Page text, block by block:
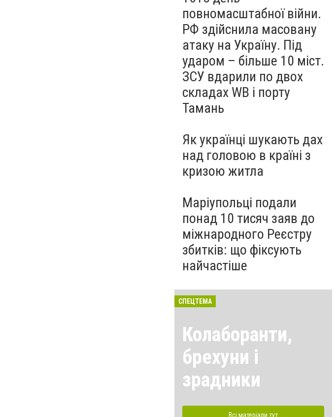
повномасштабної війни.
РФ здійснила масовану
атаку на Україну. Під
ударом – більше 10 міст.
ЗСУ вдарили по двох
складах WB і порту
Тамань
Як українці шукають дах
над головою в країні з
кризою житла
Маріупольці подали
понад 10 тисяч заяв до
міжнародного Реєстру
збитків: що фіксують
найчастіше
СПЕЦТЕМА
Колаборанти,
брехуни і
зрадники
Всі матеріали тут